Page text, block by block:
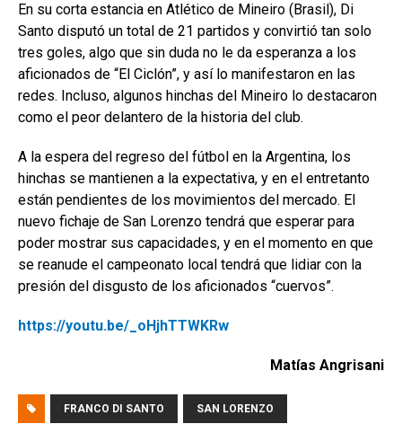
En su corta estancia en Atlético de Mineiro (Brasil), Di
Santo disputó un total de 21 partidos y convirtió tan solo
tres goles, algo que sin duda no le da esperanza a los
aficionados de “El Ciclón”, y así lo manifestaron en las
redes. Incluso, algunos hinchas del Mineiro lo destacaron
como el peor delantero de la historia del club.
A la espera del regreso del fútbol en la Argentina, los
hinchas se mantienen a la expectativa, y en el entretanto
están pendientes de los movimientos del mercado. El
nuevo fichaje de San Lorenzo tendrá que esperar para
poder mostrar sus capacidades, y en el momento en que
se reanude el campeonato local tendrá que lidiar con la
presión del disgusto de los aficionados “cuervos”.
https://youtu.be/_oHjhTTWKRw
Matías Angrisani
FRANCO DI SANTO SAN LORENZO